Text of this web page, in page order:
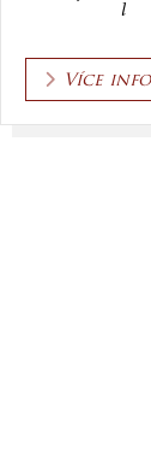
l
Více